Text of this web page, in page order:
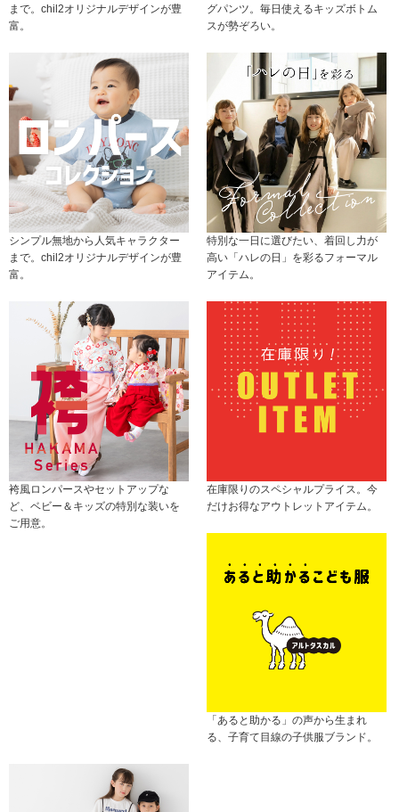
まで。chil2オリジナルデザインが豊
富。
グパンツ。毎日使えるキッズボトム
スが勢ぞろい。
シンプル無地から人気キャラクター
まで。chil2オリジナルデザインが豊
富。
特別な一日に選びたい、着回し力が
高い「ハレの日」を彩るフォーマル
アイテム。
袴風ロンパースやセットアップな
ど、ベビー＆キッズの特別な装いを
ご用意。
在庫限りのスペシャルプライス。今
だけお得なアウトレットアイテム。
「あると助かる」の声から生まれ
る、子育て目線の子供服ブランド。